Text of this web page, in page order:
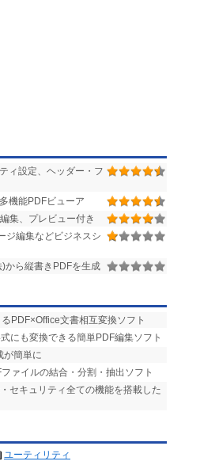
ィ設定、ヘッダー・フ
機能PDFビューア
集、プレビュー付き
ジ編集などビジネスシ
から縦書きPDFを生成
PDF×Office文書相互変換ソフト
にも変換できる簡単PDF編集ソフト
が簡単に
ァイルの結合・分割・抽出ソフト
セキュリティ全ての機能を搭載した
ユーティリティ